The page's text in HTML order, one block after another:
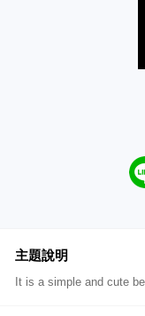
主題說明
It is a simple and cute